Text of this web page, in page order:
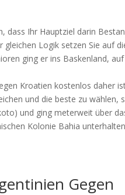
dass Ihr Hauptziel darin
Logik setzen Sie auf
ging er ins Baskenland,
Kroatien kostenlos daher
und die beste zu wählen,
und ging meterweit über
Kolonie Bahia
Gegen